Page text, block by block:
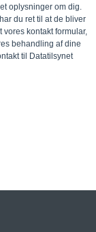
oplysninger om dig.
du ret til at de bliver
vores kontakt formular,
behandling af dine
til Datatilsynet